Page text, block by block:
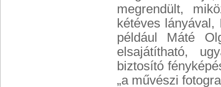
megrendült,
kétéves
például Máté
elsajátítható,
biztosító
„a művészi